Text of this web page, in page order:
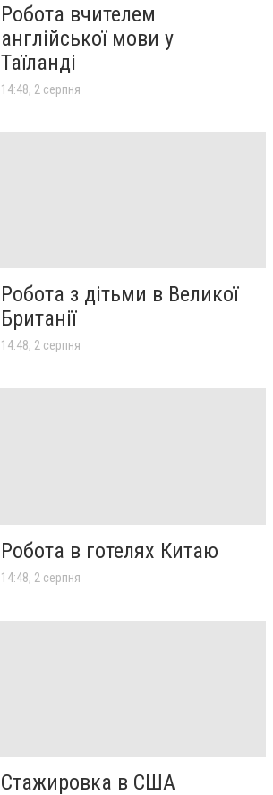
Робота вчителем
англійської мови у
Таїланді
14:48, 2 серпня
Робота з дітьми в Великої
Британії
14:48, 2 серпня
Робота в готелях Китаю
14:48, 2 серпня
Стажировка в США